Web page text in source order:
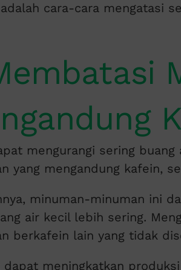
cara-cara mengatasi
mengurangi sering
yang mengandung kafein,
minuman-minuman ini
air kecil lebih sering.
berkafein lain yang tidak
dapat meningkatkan